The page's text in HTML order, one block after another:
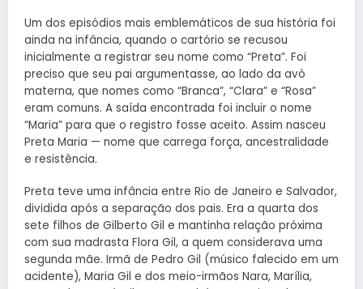
Um dos episódios mais emblemáticos de sua história foi
ainda na infância, quando o cartório se recusou
inicialmente a registrar seu nome como “Preta”. Foi
preciso que seu pai argumentasse, ao lado da avó
materna, que nomes como “Branca”, “Clara” e “Rosa”
eram comuns. A saída encontrada foi incluir o nome
“Maria” para que o registro fosse aceito. Assim nasceu
Preta Maria — nome que carrega força, ancestralidade
e resistência.
Preta teve uma infância entre Rio de Janeiro e Salvador,
dividida após a separação dos pais. Era a quarta dos
sete filhos de Gilberto Gil e mantinha relação próxima
com sua madrasta Flora Gil, a quem considerava uma
segunda mãe. Irmã de Pedro Gil (músico falecido em um
acidente), Maria Gil e dos meio-irmãos Nara, Marília,